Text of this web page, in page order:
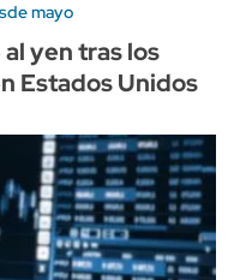
mayo
yen tras los
Estados Unidos